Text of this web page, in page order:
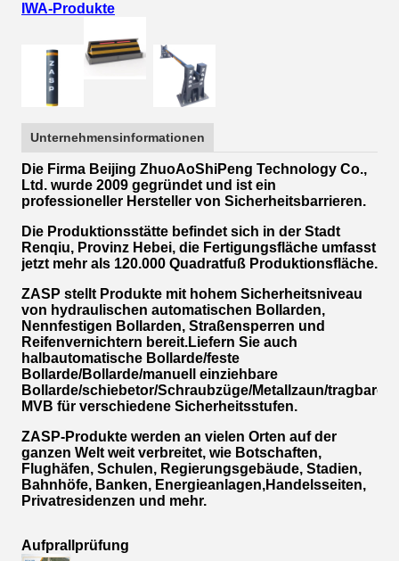
IWA-Produkte
Unternehmensinformationen
Die Firma Beijing ZhuoAoShiPeng Technology Co.,
Ltd. wurde 2009 gegründet und ist ein
professioneller Hersteller von Sicherheitsbarrieren.
Die Produktionsstätte befindet sich in der Stadt
Renqiu, Provinz Hebei, die Fertigungsfläche umfasst
jetzt mehr als 120.000 Quadratfuß Produktionsfläche.
ZASP stellt Produkte mit hohem Sicherheitsniveau
von hydraulischen automatischen Bollarden,
Nennfestigen Bollarden, Straßensperren und
Reifenvernichtern bereit.Liefern Sie auch
halbautomatische Bollarde/feste
Bollarde/Bollarde/manuell einziehbare
Bollarde/schiebetor/Schraubzüge/Metallzaun/tragbare
MVB für verschiedene Sicherheitsstufen.
ZASP-Produkte werden an vielen Orten auf der
ganzen Welt weit verbreitet, wie Botschaften,
Flughäfen, Schulen, Regierungsgebäude, Stadien,
Bahnhöfe, Banken, Energieanlagen,Handelsseiten,
Privatresidenzen und mehr.
Aufprallprüfung